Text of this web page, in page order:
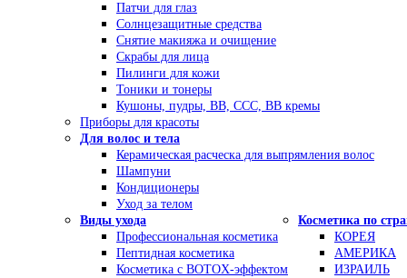
Патчи для глаз
Солнцезащитные средства
Снятие макияжа и очищение
Скрабы для лица
Пилинги для кожи
Тоники и тонеры
Кушоны, пудры, ВВ, ССС, ВВ кремы
Приборы для красоты
Для волос и тела
Керамическая расческа для выпрямления волос
Шампуни
Кондиционеры
Уход за телом
Виды ухода
Профессиональная косметика
Пептидная косметика
Косметика с BOTOX-эффектом
Косметика по
КОРЕЯ
АМЕРИКА
ИЗРАИЛЬ